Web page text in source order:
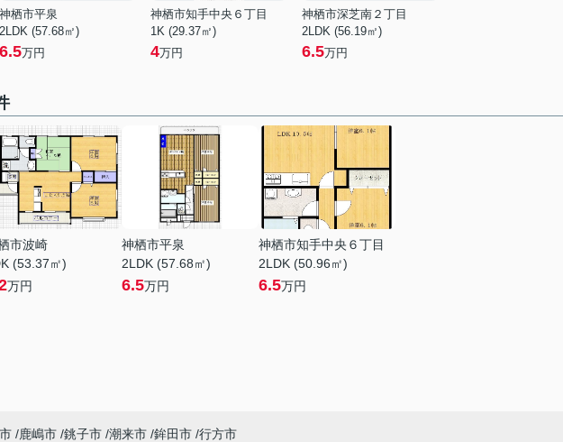
神栖市平泉
2LDK (57.68㎡)
6.5万円
神栖市知手中央６丁目
1K (29.37㎡)
4万円
神栖市深芝南２丁目
2LDK (56.19㎡)
6.5万円
市波崎
(53.37㎡)
万円
神栖市平泉
2LDK (57.68㎡)
6.5万円
神栖市知手中央６丁目
2LDK (50.96㎡)
6.5万円
鹿嶋市 銚子市 潮来市 鉾田市 行方市